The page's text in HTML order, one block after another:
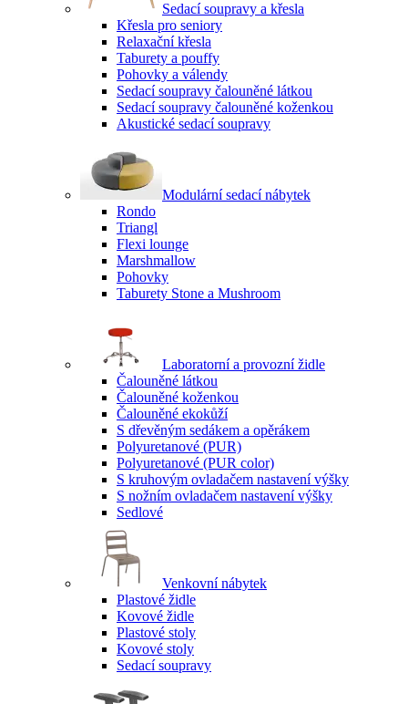
Sedací soupravy a křesla
Křesla pro seniory
Relaxační křesla
Taburety a pouffy
Pohovky a válendy
Sedací soupravy čalouněné látkou
Sedací soupravy čalouněné koženkou
Akustické sedací soupravy
Modulární sedací nábytek
Rondo
Triangl
Flexi lounge
Marshmallow
Pohovky
Taburety Stone a Mushroom
Laboratorní a provozní židle
Čalouněné látkou
Čalouněné koženkou
Čalouněné ekokůží
S dřevěným sedákem a opěrákem
Polyuretanové (PUR)
Polyuretanové (PUR color)
S kruhovým ovladačem nastavení výšky
S nožním ovladačem nastavení výšky
Sedlové
Venkovní nábytek
Plastové židle
Kovové židle
Plastové stoly
Kovové stoly
Sedací soupravy